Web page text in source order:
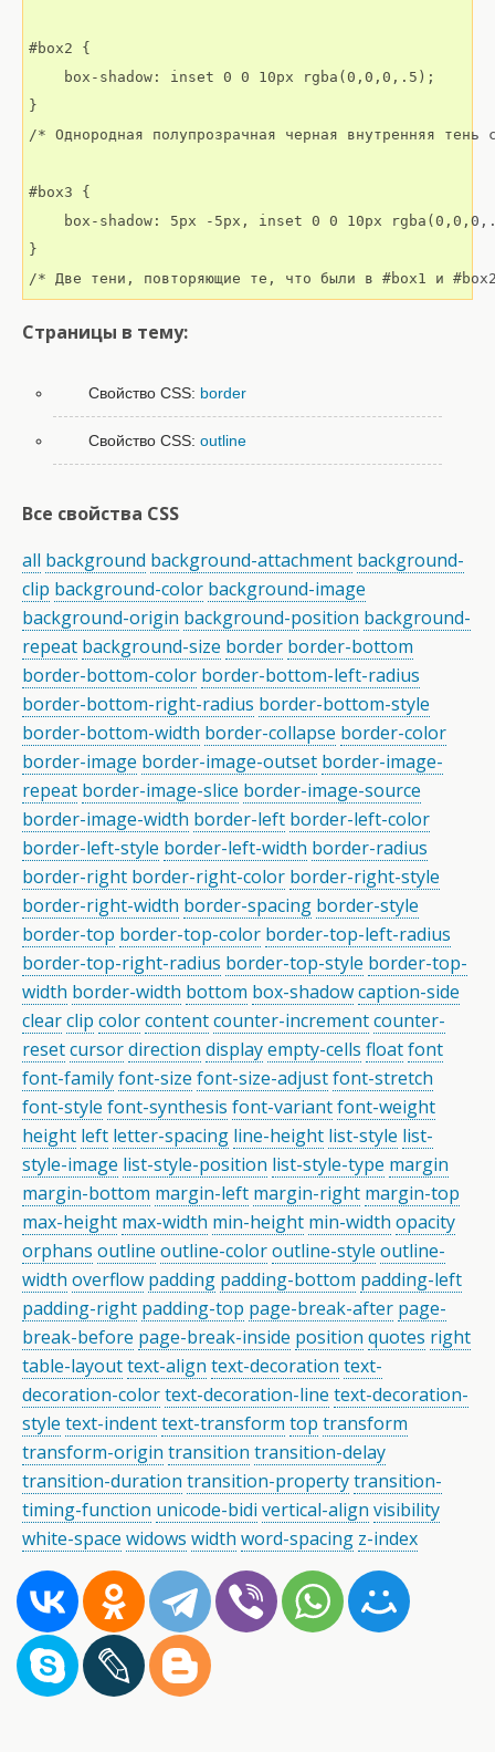
#box2 {
    box-shadow: inset 0 0 10px rgba(0,0,0,.5);
}
/* Однородная полупрозрачная черная внутренняя
#box3 {
box-shadow: 5px -5px, inset 0 0 10px
}
/* Две тени, повторяющие те, что были в #box1 и
Страницы в тему:
Свойство CSS: border
Свойство CSS:outline
Все свойства CSS
all background background-attachment background-
clip background-color background-image
background-origin background-position background-
repeat background-size border border-bottom
border-bottom-color border-bottom-left-radius
border-bottom-right-radius border-bottom-style
border-bottom-width border-collapse border-color
border-image border-image-outset border-image-
repeat border-image-slice border-image-source
border-image-width border-left border-left-color
border-left-style border-left-width border-radius
border-right border-right-color border-right-style
border-right-width border-spacing border-style
border-top border-top-color border-top-left-radius
border-top-right-radius border-top-style border-top-
width border-width bottom box-shadowcaption-side
clearclip colorcontentcounter-incrementcounter-
resetcursordirection displayempty-cells floatfont
font-familyfont-size font-size-adjustfont-stretch
font-style font-synthesis font-variantfont-weight
height left letter-spacing line-height list-style list-
style-image list-style-position list-style-type margin
margin-bottom margin-left margin-right margin-top
max-height max-width min-height min-width opacity
orphans outline outline-coloroutline-style outline-
width overflow padding padding-bottom padding-left
padding-right padding-top page-break-after page-
break-before page-break-inside position quotes right
table-layouttext-align text-decoration text-
decoration-colortext-decoration-line text-decoration-
style text-indenttext-transform top transform
transform-origin transition transition-delay
transition-duration transition-propertytransition-
timing-function unicode-bidi vertical-align visibility
white-space widows width word-spacing z-index